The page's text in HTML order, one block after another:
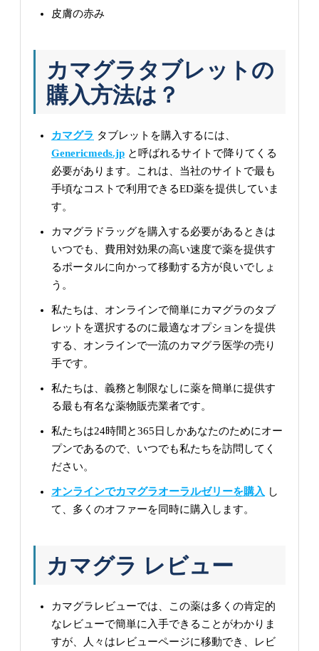
皮膚の赤み
カマグラタブレットの
購入方法は？
カマグラ タブレットを購入するには、
Genericmeds.jp と呼ばれるサイトで降りてくる
必要があります。これは、当社のサイトで最も
手頃なコストで利用できるED薬を提供していま
す。
カマグラドラッグを購入する必要があるときは
いつでも、費用対効果の高い速度で薬を提供す
るポータルに向かって移動する方が良いでしょ
う。
私たちは、オンラインで簡単にカマグラのタブ
レットを選択するのに最適なオプションを提供
する、オンラインで一流のカマグラ医学の売り
手です。
私たちは、義務と制限なしに薬を簡単に提供す
る最も有名な薬物販売業者です。
私たちは24時間と365日しかあなたのためにオー
プンであるので、いつでも私たちを訪問してく
ださい。
オンラインでカマグラオーラルゼリーを購入 し
て、多くのオファーを同時に購入します。
カマグラ レビュー
カマグラレビューでは、この薬は多くの肯定的
なレビューで簡単に入手できることがわかりま
すが、人々はレビューページに移動でき、レビ